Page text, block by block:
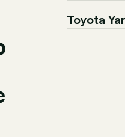
Toyota